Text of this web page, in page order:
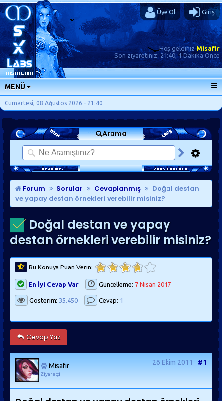
Üye Ol Giriş
Hoş geldinizMisafir
Son ziyaretiniz: 21:40, 1 Dakika Önce
MENÜ
ANA SAYFA
FORUMLAR
SORU-CEVAP
GÜNLÜKLER
SON MESAJLAR
KISAYOLLAR
Cumartesi, 08 Ağustos 2026 - 21:40
Arama
Forum Sorular Cevaplanmış
Doğal destan
ve yapay destan örnekleri verebilir misiniz?
Doğal destan ve yapay
destan örnekleri verebilir misiniz?
Bu Konuya Puan Verin:
En İyi Cevap Var Güncelleme: 7 Nisan 2017
Gösterim: 35.450 Cevap: 1
Cevap Yaz
Misafir
Ziyaretçi
26 Ekim 2011 #1